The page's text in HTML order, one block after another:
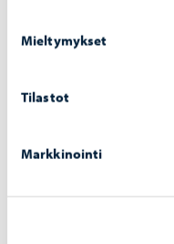
Mieltymykset
Tilastot
Markkinointi
voon Tai­de­teh­taal­le